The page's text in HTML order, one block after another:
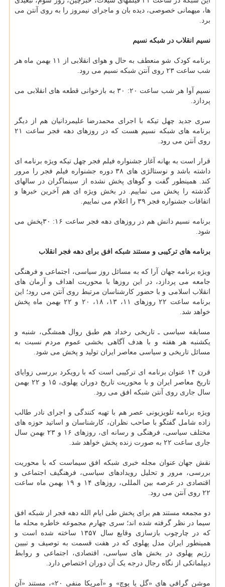
ها، میهمانی خصوصی، دیده بان و ماجرای نیمروز را به روی آنتن می
برد.
نسیم انقلاب در شبکه نسیم
برنامه کودک شو منعطف به حال و هوای انقلابی از ۱۱ بهمن ماه هر
شب ساعت ۲۳ روی آنتن شبکه نسیم می رود.
نسیم آوا هر شب ساعت ۲۰: ۳۰ به بازخوانی قطعه های انقلابی می
پردازد.
سری جدید چهل تیکه با اجرای محمدرضا علیمردانیان هم از دیگر
برنامه های شبکه نسیم هست که در روزهای دهه فجر ساعت ۲۱
روی آنتن می رود.
قرار است به بهانه آغاز جشنواره فیلم فجر چهل تیکه ویژه برنامه ای
داشته باشد و نوستالژی های ۳۸ دوره جشنواره فیلم فجر را مرور
کند. همینطور گفت و گوهای پخش نشده از سینماگران در سالهای
گذشته را پخش می نماییم. در بخش ویژه ای هم آخرین خبرها و
اتفاقات جشنواره فجر ۳۹ را اعلام می نماییم.
برنامه نسیم دانش هم در روزهای دهه فجر ساعت ۱۶: ۳۰پخش می
شود.
برنامه های ترکیبی و مستند شبکه افق برای دهه فجر انقلاب
ویژه برنامه جهان آرا که به مسائل روز سیاسی، اجتماعی و فرهنگی
جامعه می پردازد، در این روزها با محوریت اهداف و آرمان های
انقلاب اسلامی و با حضور کارشناسان مرتبط روی آنتن می رود؛ این
برنامه ساعت ۲۲ روزهای ۱۱، ۱۳، ۱۸، ۲۰ و ۲۲ بهمن ماه پخش
خواهد شد.
مسابقه سیاسی ـ تاریخی رخداد هم طبق روال همشگی، شنبه و
یکشنبه هر هفته و با هدف آگاهی بخشی عموم مردم نسبت به
مسائل تاریخی و سیاسی معاصر ایران تولید و پخش می شود.
قرن ۱۴ عنوان برنامه ای ترکیبی است که با رویکرد بررسی زوایای
تاریخ معاصر ایران و با محوریت تاریخ دوران پهلوی، ۱۵ و ۲۲ بهمن
سال جاری روی آنتن شبکه افق می رود.
ویژه برنامه تلویزیونی عصر هم با تهیه کنندگی و اجرای نادر طالب
زاده شامل گفتگو با صاحب نظران، کارشناسان و اساتید حوزه های
مختلف سیاسی، فرهنگی و رسانه ای، روزهای ۱۶ و ۲۳ بهمن سال
جاری ساعت ۲۲ به صورت زنده پخش خواهد شد.
نقش جهان عنوان مجله خبری شبکه افق سیماست که با محوریت
بررسی، مرور و تحلیل رویدادهای سیاسی، فرهنگیف اجتماعی و
اقتصادی در عرصه بین المللی، روزهای ۱۴ و ۱۹ بهمن ماه ساعت
۲۲ روی آنتن می رود.
دو مجمعه مستند هم برای پخش طی ایام الله دهه فجر از شبکه افق
سیما در نظر گرفته شده اند؛ سری چهارم مجموعه خاطره محله ما
که در چارچوب بازسازی وقایع سال ۱۳۵۷ ساخته شده است و
همینطور ایران مدل پهلوی که در هفت قسمت به توصیف و تبیین
رژیم پهلوی در بخش های سیاسی، اقتصادی، اجتماعی و روابط
دیپلماتکی از نگاه رجال درجه یک آن دوران اختصاص دارد.
موشن گرافی های «گل یا پوچ» و «آمریکا منفی ۲۰»، مستند «آن